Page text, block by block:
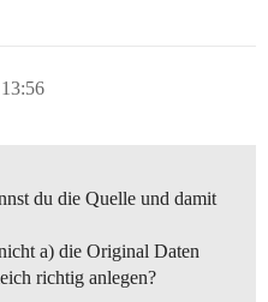
du die Quelle und damit
a) die Original Daten
richtig anlegen?